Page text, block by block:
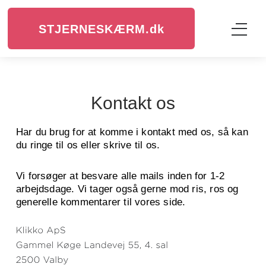
STJERNESKÆRM.dk
Kontakt os
Har du brug for at komme i kontakt med os, så kan
du ringe til os eller skrive til os.
Vi forsøger at besvare alle mails inden for 1-2
arbejdsdage. Vi tager også gerne mod ris, ros og
generelle kommentarer til vores side.